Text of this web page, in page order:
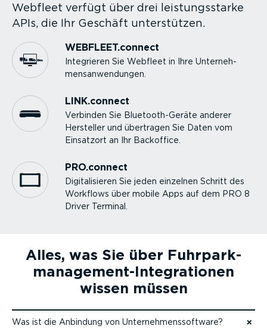
Webfleet verfügt über drei leistungs­starke
APIs, die Ihr Geschäft unter­stützen.
WEBFLEET.connect
Integrieren Sie Webfleet in Ihre Unter­neh­
mens­an­wen­dungen.
LINK.connect
Verbinden Sie Bluetoo­th-­Geräte anderer
Hersteller und übertragen Sie Daten vom
Einsatzort an Ihr Backoffice.
PRO.connect
Digita­li­sieren Sie jeden einzelnen Schritt des
Workflows über mobile Apps auf dem PRO 8
Driver Terminal.
Alles, was Sie über Fuhrpark­
management-Inte­grationen
wissen müssen
Was ist die Anbindung von Unter­neh­mens­software?